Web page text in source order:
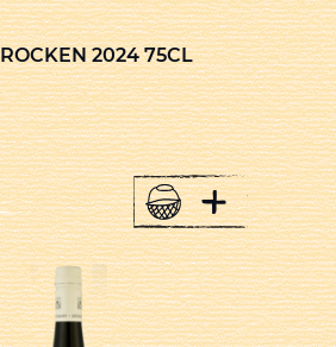
2024 75CL
+